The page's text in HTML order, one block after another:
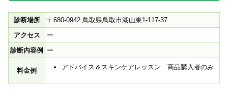
診断場所
〒680-0942 鳥取県鳥取市湖山東1-117-37
アクセス
ー
診断内容例
ー
料金例 アドバイス＆スキンケアレッスン 商品購入者のみ